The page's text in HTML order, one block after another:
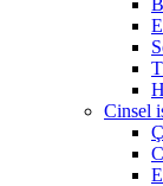
Cinsel